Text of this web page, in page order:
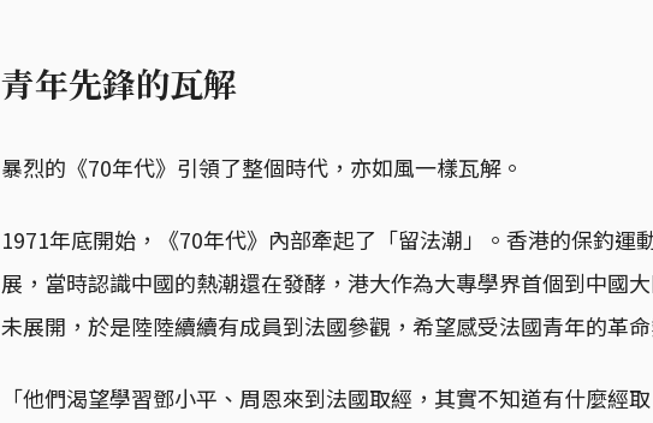
青年先鋒的瓦解
暴烈的《70年代》引領了整個時代，亦如風一樣瓦解。
1971年底開始，《70年代》內部牽起了「留法潮」。香港的保釣運
展，當時認識中國的熱潮還在發酵，港大作為大專學界首個到中國
未展開，於是陸陸續續有成員到法國參觀，希望感受法國青年的革命
「他們渴望學習鄧小平、周恩來到法國取經，其實不知道有什麼經